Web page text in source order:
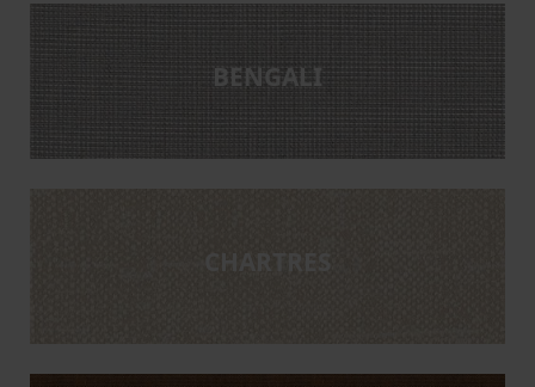
BENGALI
CHARTRES